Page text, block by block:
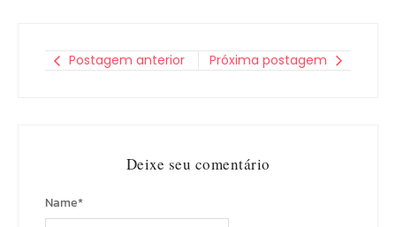
Postagem anterior Próxima postagem
Deixe seu comentário
Name*